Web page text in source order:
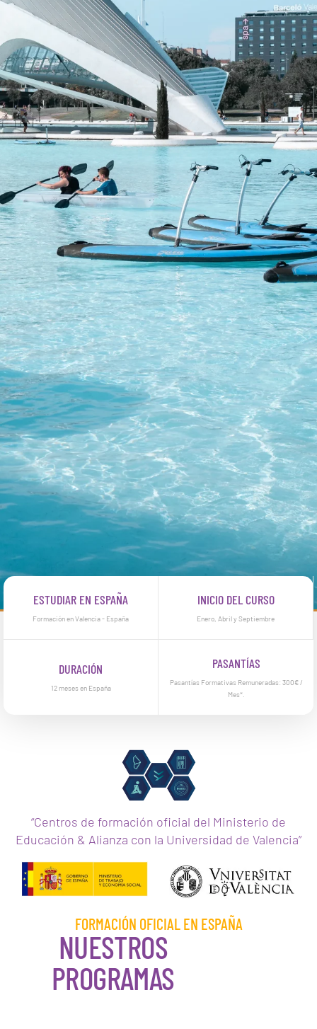
ESTUDIAR EN ESPAÑA
Formación en Valencia - España
INICIO DEL CURSO
Enero, Abril y Septiembre
DURACIÓN
12 meses en España
PASANTÍAS
Pasantías Formativas Remuneradas: 300€ /
Mes*.
“Centros de formación oficial del Ministerio de
Educación & Alianza con la Universidad de Valencia”
FORMACIÓN OFICIAL EN ESPAÑA
NUESTROS
PROGRAMAS